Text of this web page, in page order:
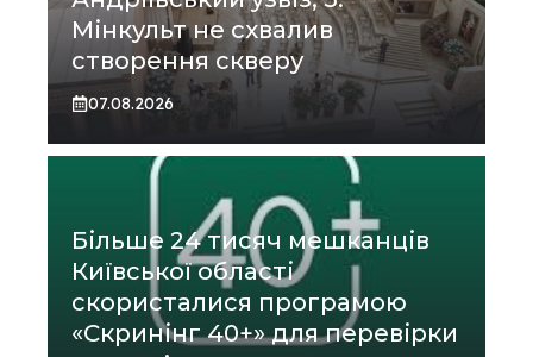
Мінкульт не схвалив
створення скверу
07.08.2026
Більше 24 тисяч мешканців
Київської області
скористалися програмою
«Скринінг 40+» для перевірки